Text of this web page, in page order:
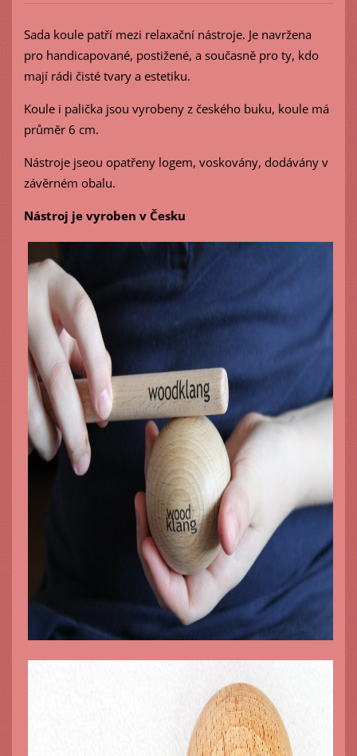
Sada koule patří mezi relaxační nástroje. Je navržena
pro handicapované, postižené, a současně pro ty, kdo
mají rádi čisté tvary a estetiku.
Koule i palička jsou vyrobeny z českého buku, koule má
průměr 6 cm.
Nástroje jseou opatřeny logem, voskovány, dodávány v
závěrném obalu.
Nástroj je vyroben v Česku